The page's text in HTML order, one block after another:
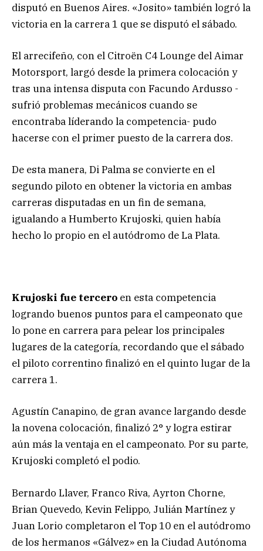
disputó en Buenos Aires. «Josito» también logró la
victoria en la carrera 1 que se disputó el sábado.
El arrecifeño, con el Citroën C4 Lounge del Aimar
Motorsport, largó desde la primera colocación y
tras una intensa disputa con Facundo Ardusso -
sufrió problemas mecánicos cuando se
encontraba líderando la competencia- pudo
hacerse con el primer puesto de la carrera dos.
De esta manera, Di Palma se convierte en el
segundo piloto en obtener la victoria en ambas
carreras disputadas en un fin de semana,
igualando a Humberto Krujoski, quien había
hecho lo propio en el autódromo de La Plata.
Krujoski fue tercero en esta competencia
logrando buenos puntos para el campeonato que
lo pone en carrera para pelear los principales
lugares de la categoría, recordando que el sábado
el piloto correntino finalizó en el quinto lugar de la
carrera 1.
Agustín Canapino, de gran avance largando desde
la novena colocación, finalizó 2° y logra estirar
aún más la ventaja en el campeonato. Por su parte,
Krujoski completó el podio.
Bernardo Llaver, Franco Riva, Ayrton Chorne,
Brian Quevedo, Kevin Felippo, Julián Martínez y
Juan Lorio completaron el Top 10 en el autódromo
de los hermanos «Gálvez» en la Ciudad Autónoma